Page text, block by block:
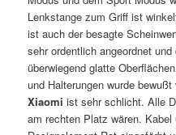
Lenkstange zum Griff ist
ist auch der besagte
sehr ordentlich angeordnet
überwiegend glatte
und Halterungen wurde
Xiaomi ist sehr schlicht. Alle
am rechten Platz wären.